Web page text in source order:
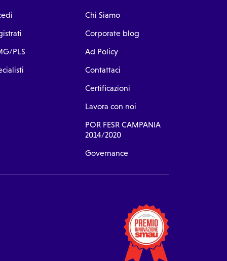
PLS
Chi Siamo
Corporate blog
Ad Policy
Contattaci
Certificazioni
Lavora con noi
POR FESR CAMPANIA
2014/2020
Governance